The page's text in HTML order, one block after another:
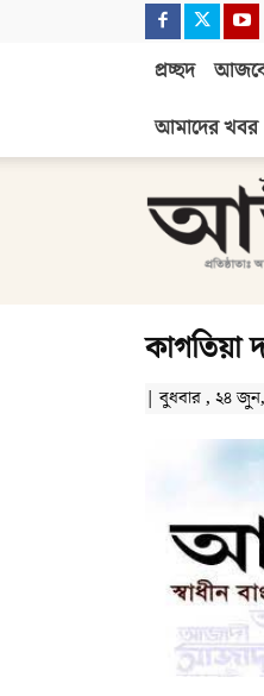
প্রচ্ছদ
আমাদের খবর
আজাদী
কাগতিয়া
| বুধবার , ২৪ জুন,